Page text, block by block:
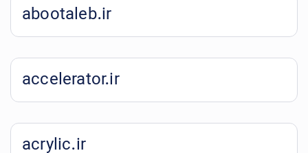
abootaleb.ir
accelerator.ir
acrylic.ir